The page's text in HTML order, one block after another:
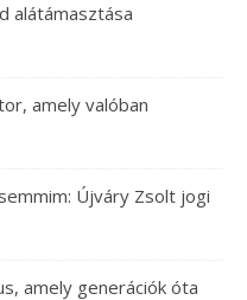
alátámasztása
amely valóban
Újváry Zsolt jogi
amely generációk óta